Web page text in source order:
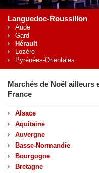
Languedoc-Roussillon
Aude
Gard
Hérault
Lozère
Pyrénées-Orientales
Marchés de Noël ailleurs
France
Alsace
Aquitaine
Auvergne
Basse-Normandie
Bourgogne
Bretagne